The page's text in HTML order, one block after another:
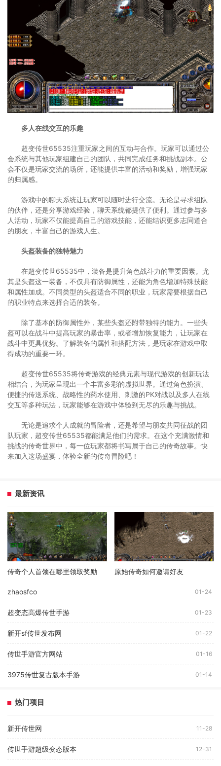
多人在线交互的乐趣
超变传世65535注重玩家之间的互动与合作。玩家可以通过公
会系统与其他玩家组建自己的团队，共同完成任务和挑战副本。公
会不仅是玩家交流的场所，还能提供丰富的活动和奖励，增强玩家
的归属感。
游戏中的聊天系统让玩家可以随时进行交流。无论是寻求组队
的伙伴，还是分享游戏经验，聊天系统都提供了便利。通过参与多
人活动，玩家不仅能提高自己的游戏技能，还能结识更多志同道合
的朋友，丰富自己的游戏人生。
头盔装备的独特魅力
在超变传世65535中，装备是提升角色战斗力的重要因素。尤
其是头盔这一装备，不仅具有防御属性，还能为角色增加特殊技能
和属性加成。不同类型的头盔适合不同的职业，玩家需要根据自己
的职业特点来选择合适的装备。
除了基本的防御属性外，某些头盔还附带独特的能力。一些头
盔可以在战斗中提高玩家的暴击率，或者增加恢复能力，让玩家在
战斗中更具优势。了解装备的属性和搭配方法，是玩家在游戏中取
得成功的重要一环。
超变传世65535将传奇游戏的经典元素与现代游戏的创新玩法
相结合，为玩家呈现出一个丰富多彩的虚拟世界。通过角色扮演、
便捷的传送系统、战略性的药水使用、刺激的PK对战以及多人在线
交互等多种玩法，玩家能够在游戏中体验到无尽的乐趣与挑战。
无论是追求个人成就的冒险者，还是希望与朋友共同征战的团
队玩家，超变传世65535都能满足他们的需求。在这个充满激情和
挑战的传奇世界中，每一位玩家都将书写属于自己的传奇故事。快
来加入这场盛宴，体验全新的传奇冒险吧！
最新资讯
传奇个人首领在哪里领取奖励 原始传奇如何邀请好友
zhaosfco 01-24
超变态高爆传世手游 01-23
新开sf传世发布网 01-22
传世手游官方网站 01-16
3975传世复古版本手游 01-14
热门项目
新开传世网 11-28
传世手游超级变态版本 12-31